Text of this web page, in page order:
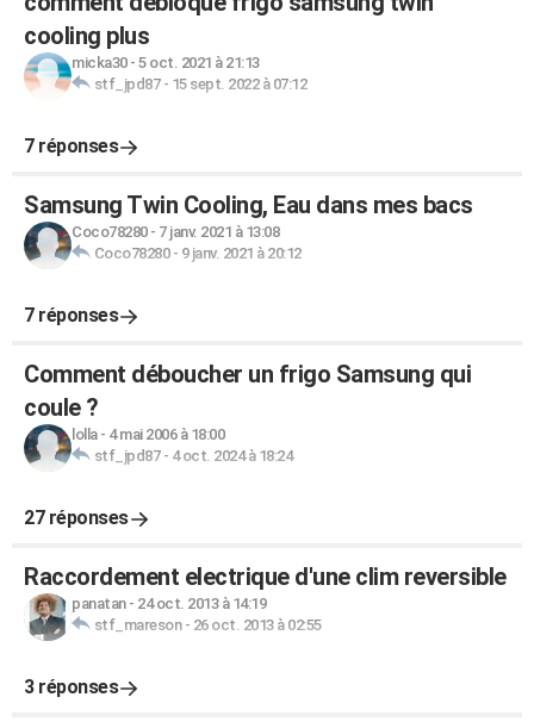
cooling plus
micka30- 5 oct. 2021 à 21:13
stf_jpd87- 15 sept. 2022 à 07:12
7 réponses
Samsung Twin Cooling, Eau dans mes bacs
Coco78280- 7 janv. 2021 à 13:08
Coco78280- 9 janv. 2021 à 20:12
7 réponses
Comment déboucher un frigo Samsung qui
coule ?
lolla- 4 mai 2006 à 18:00
stf_jpd87- 4 oct. 2024 à 18:24
27 réponses
Raccordement electrique d'une clim reversible
panatan- 24 oct. 2013 à 14:19
stf_mareson- 26 oct. 2013 à 02:55
3 réponses